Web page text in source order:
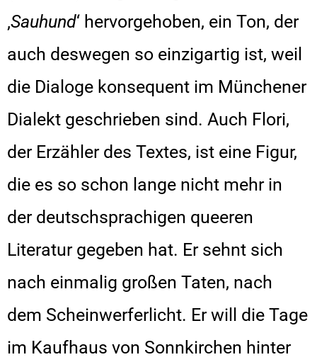
‚Sauhund‘ hervorgehoben, ein Ton, der
auch deswegen so einzigartig ist, weil
die Dialoge konsequent im Münchener
Dialekt geschrieben sind. Auch Flori,
der Erzähler des Textes, ist eine Figur,
die es so schon lange nicht mehr in
der deutschsprachigen queeren
Literatur gegeben hat. Er sehnt sich
nach einmalig großen Taten, nach
dem Scheinwerferlicht. Er will die Tage
im Kaufhaus von Sonnkirchen hinter